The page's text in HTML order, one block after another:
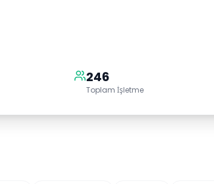
246
Toplam İşletme